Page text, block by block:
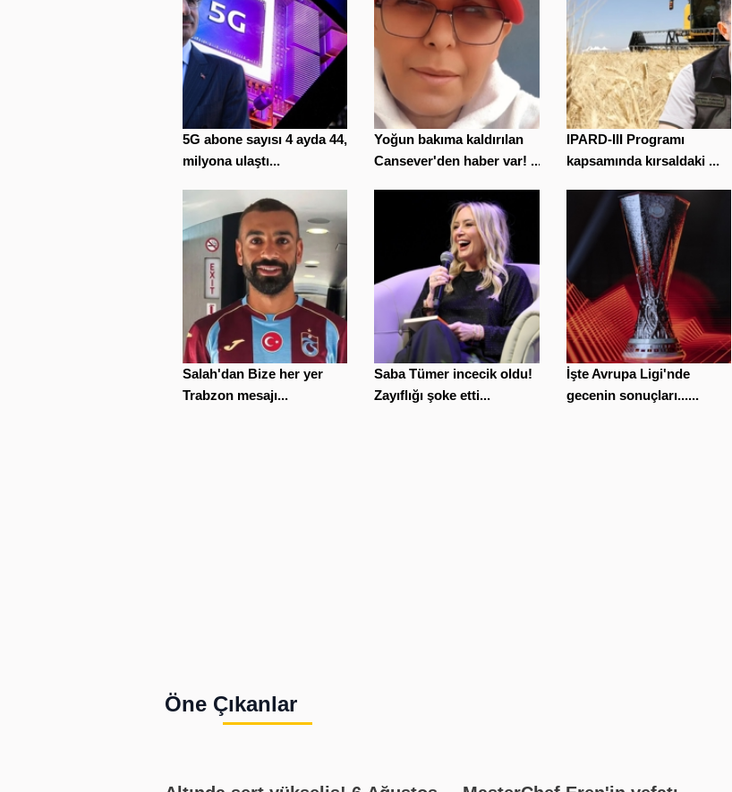
5G abone sayısı 4 ayda 44,5
milyona ulaştı...
Yoğun bakıma kaldırılan
Cansever'den haber var! ...
IPARD-III Programı
kapsamında kırsaldaki ...
Salah'dan Bize her yer
Trabzon mesajı...
Saba Tümer incecik oldu!
Zayıflığı şoke etti...
İşte Avrupa Ligi'nde
gecenin sonuçları......
Öne Çıkanlar